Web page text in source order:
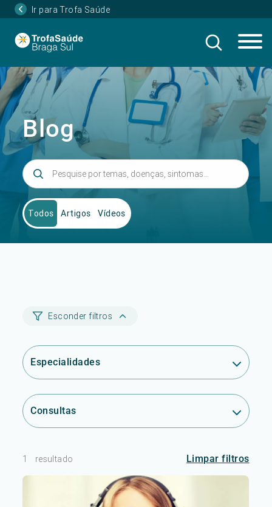
Ir para Trofa Saúde
Blog
Todos Artigos Vídeos
Esconder filtros
Especialidades
Consultas
1 resultado Limpar filtros